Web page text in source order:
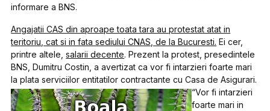
informare a BNS.
Angajatii CAS din aproape toata tara au protestat atat in
teritoriu, cat si in fata sediului CNAS, de la Bucuresti. Ei cer,
printre altele,salarii decente. Prezent la protest, presedintele
BNS, Dumitru Costin, a avertizat ca vor fi intarzieri foarte mari
la plata serviciilor entitatilor contractante cu Casa de Asigurari.
“Vor fi intarzieri
foarte mari in